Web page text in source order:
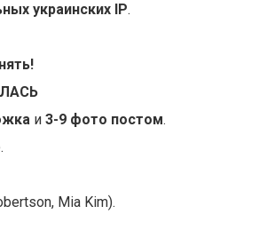
украинских IP.
и 3-9 фото постом.
Mia Kim).